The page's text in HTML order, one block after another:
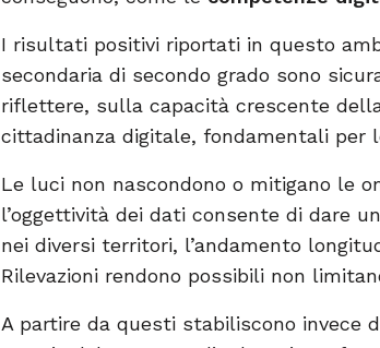
I risultati positivi riportati in questo
secondaria di secondo grado sono
riflettere, sulla capacità crescente
cittadinanza digitale, fondamentali per
Le luci non nascondono o mitigano le
l’oggettività dei dati consente di dare
nei diversi territori, l’andamento
Rilevazioni rendono possibili non
A partire da questi stabiliscono invece